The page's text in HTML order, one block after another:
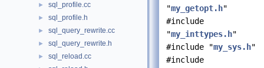
► sql_profile.cc
► sql_profile.h
► sql_query_rewrite.cc
► sql_query_rewrite.h
► sql_reload.cc
"my_getopt.h"
#include
"my_inttypes.h"
#include "my_sys.h"
#include